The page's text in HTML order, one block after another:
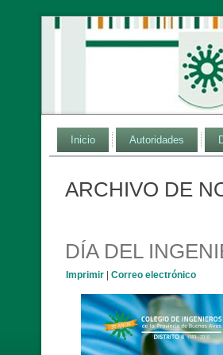
Inicio Autoridades
ARCHIVO DE
DÍA DEL
Imprimir Correo electrónico